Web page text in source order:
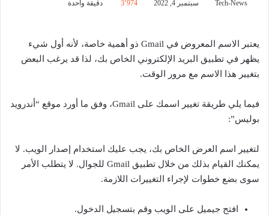
Tech-News سبتمبر 4, 2022 3٬974 دقيقة واحدة
يعتبر الاسم المعروض في Gmail ذو أهمية خاصة، لأنه أول شيء
يظهر في تطبيق البريد الإلكتروني الخاص بك، لذا قد يرغب البعض
بتغيير هذا الاسم مع مرور الوقت.
فيما يلي طريقة تغيير اسمك على Gmail، وفق ما أورد موقع “أندرويد
بوليس”:
لتغيير اسم العرض الخاص بك، يجب عليك استخدام إصدار الويب. لا
يمكنك القيام بذلك من خلال تطبيق Gmail للجوال. لا يتطلب الأمر
سوى بضع خطوات لإجراء التغييرات اللازمة.
افتح جيميل على الويب وقم بتسجيل الدخول.